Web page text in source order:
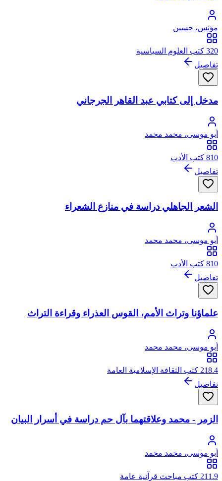
مؤنس، حسين
320 كتب العلوم السياسية
تفاصيل
مدخل إلى كتابي عبد القاهر الجرجاني
أبو موسى، محمد محمد
810 كتب الأدب
تفاصيل
الشعر الجاهلي دراسة في منازع الشعراء
أبو موسى، محمد محمد
810 كتب الأدب
تفاصيل
علماؤنا وتراث الأمم، القوس العذراء وقراءة التراث
أبو موسى، محمد محمد
218.4 كتب الثقافة الإسلامية العامة
تفاصيل
الزمر - محمد وعلاقتهما بآل حم دراسة في أسرار البيان
أبو موسى، محمد محمد
211.9 كتب مباحث قرآنية عامة